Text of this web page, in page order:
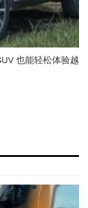
也能轻松体验越